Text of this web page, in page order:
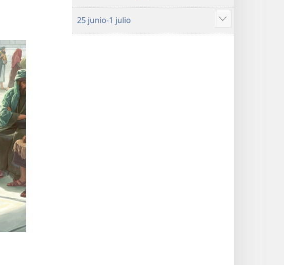
25 junio-1 julio
Mostrar
más